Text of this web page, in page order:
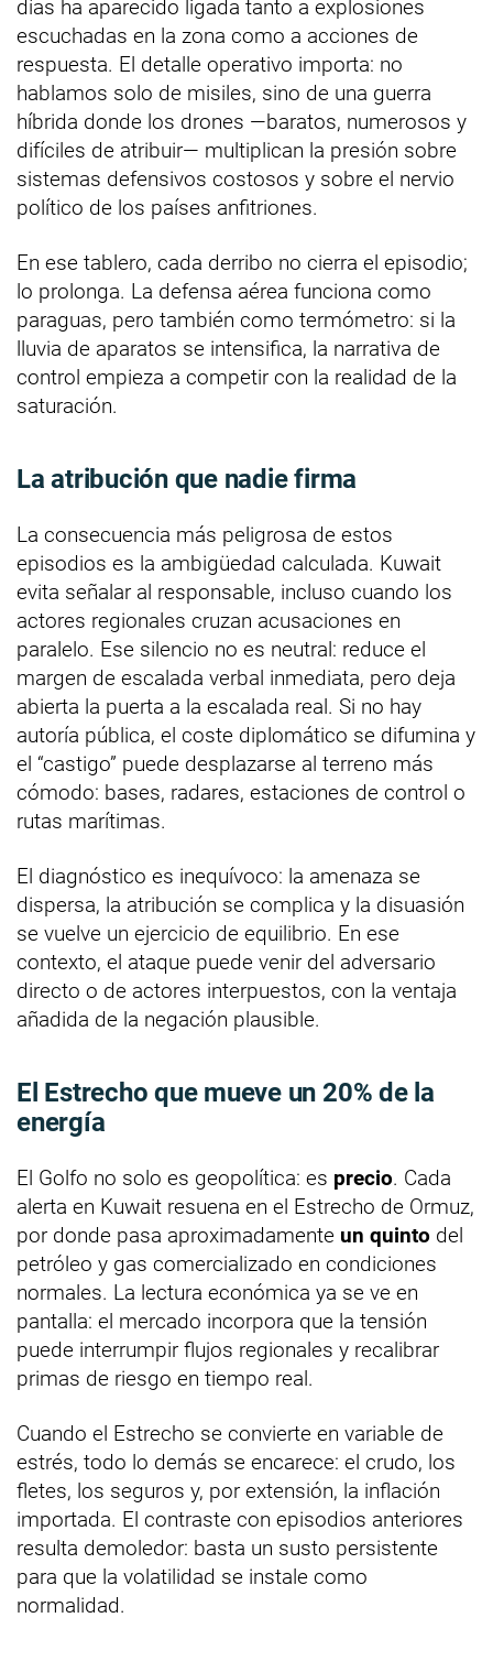
días ha aparecido ligada tanto a explosiones
escuchadas en la zona como a acciones de
respuesta. El detalle operativo importa: no
hablamos solo de misiles, sino de una guerra
híbrida donde los drones —baratos, numerosos y
difíciles de atribuir— multiplican la presión sobre
sistemas defensivos costosos y sobre el nervio
político de los países anfitriones.
En ese tablero, cada derribo no cierra el episodio;
lo prolonga. La defensa aérea funciona como
paraguas, pero también como termómetro: si la
lluvia de aparatos se intensifica, la narrativa de
control empieza a competir con la realidad de la
saturación.
La atribución que nadie firma
La consecuencia más peligrosa de estos
episodios es la ambigüedad calculada. Kuwait
evita señalar al responsable, incluso cuando los
actores regionales cruzan acusaciones en
paralelo. Ese silencio no es neutral: reduce el
margen de escalada verbal inmediata, pero deja
abierta la puerta a la escalada real. Si no hay
autoría pública, el coste diplomático se difumina y
el “castigo” puede desplazarse al terreno más
cómodo: bases, radares, estaciones de control o
rutas marítimas.
El diagnóstico es inequívoco: la amenaza se
dispersa, la atribución se complica y la disuasión
se vuelve un ejercicio de equilibrio. En ese
contexto, el ataque puede venir del adversario
directo o de actores interpuestos, con la ventaja
añadida de la negación plausible.
El Estrecho que mueve un 20% de la
energía
El Golfo no solo es geopolítica: es precio. Cada
alerta en Kuwait resuena en el Estrecho de Ormuz,
por donde pasa aproximadamente un quinto del
petróleo y gas comercializado en condiciones
normales. La lectura económica ya se ve en
pantalla: el mercado incorpora que la tensión
puede interrumpir flujos regionales y recalibrar
primas de riesgo en tiempo real.
Cuando el Estrecho se convierte en variable de
estrés, todo lo demás se encarece: el crudo, los
fletes, los seguros y, por extensión, la inflación
importada. El contraste con episodios anteriores
resulta demoledor: basta un susto persistente
para que la volatilidad se instale como
normalidad.